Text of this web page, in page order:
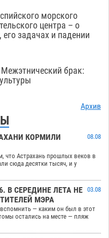
морского
центра – о
его задачах и падении
брак:
Архив
КОРМИЛИ
08.08
что Астрахань прошлых веков в
сюда десятки тысяч, и у
В СЕРЕДИНЕ ЛЕТА НЕ
МЭРА
03.08
— каким он был в этот
остались на месте — пляж